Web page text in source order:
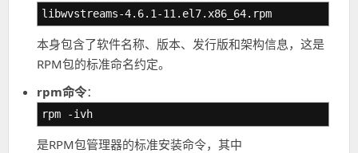
libwvstreams-4.6.1-11.el7.x86_64.rpm
本身包含了软件名称、版本、发行版和架构信息，这是
RPM包的标准命名约定。
rpm命令：
rpm -ivh
是RPM包管理器的标准安装命令，其中